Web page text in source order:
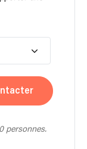
personnes.